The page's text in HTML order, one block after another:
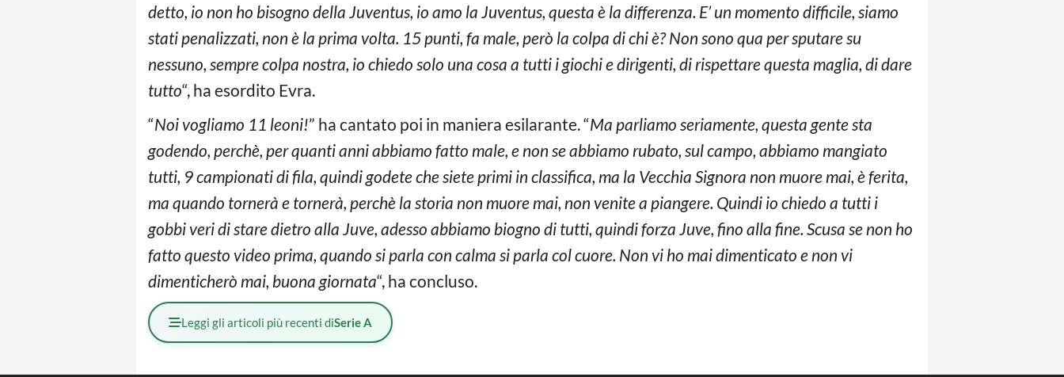
detto, io non ho bisogno della Juventus, io amo la Juventus, questa è la differenza. E’ un momento difficile, siamo
stati penalizzati, non è la prima volta. 15 punti, fa male, però la colpa di chi è? Non sono qua per sputare su
nessuno, sempre colpa nostra, io chiedo solo una cosa a tutti i giochi e dirigenti, di rispettare questa maglia, di dare
tutto“, ha esordito Evra.
“Noi vogliamo 11 leoni!” ha cantato poi in maniera esilarante. “Ma parliamo seriamente, questa gente sta
godendo, perchè, per quanti anni abbiamo fatto male, e non se abbiamo rubato, sul campo, abbiamo mangiato
tutti, 9 campionati di fila, quindi godete che siete primi in classifica, ma la Vecchia Signora non muore mai, è ferita,
ma quando tornerà e tornerà, perchè la storia non muore mai, non venite a piangere. Quindi io chiedo a tutti i
gobbi veri di stare dietro alla Juve, adesso abbiamo biogno di tutti, quindi forza Juve, fino alla fine. Scusa se non ho
fatto questo video prima, quando si parla con calma si parla col cuore. Non vi ho mai dimenticato e non vi
dimenticherò mai, buona giornata“, ha concluso.
Leggi gli articoli più recenti diSerie A